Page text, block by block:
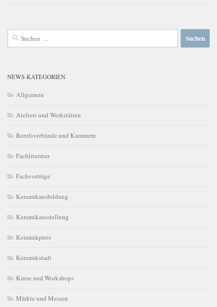
Suchen
NEWS-KATEGORIEN
Allgemein
Ateliers und Werkstätten
Berufsverbände und Kammern
Fachliteratur
Fachvorträge
Keramikausbildung
Keramikausstellung
Keramikpreis
Keramikstadt
Kurse und Workshops
Märkte und Messen